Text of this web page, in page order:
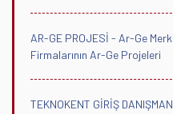
AR-GE PROJESİ - Ar-Ge
Firmalarının Ar-Ge Projeleri
TEKNOKENT GİRİŞ